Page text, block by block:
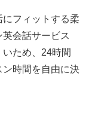
フィットする柔
会話サービス
ため、24時間
時間を自由に決